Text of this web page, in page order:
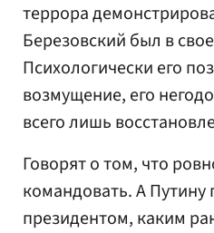
террора
Березовский был в
Психологически его
возмущение, его
всего лишь
Говорят о том, что
командовать. А
президентом, каким